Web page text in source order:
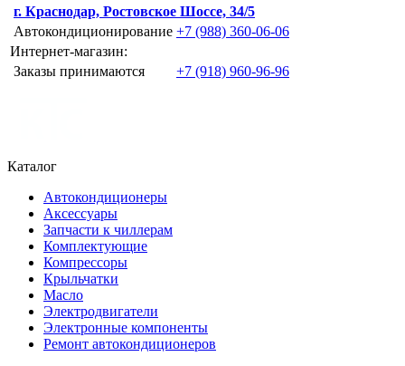
г. Краснодар, Ростовское Шоссе, 34/5
Автокондиционирование +7 (988) 360-06-06
Интернет-магазин:
Заказы принимаются
+7 (918) 960-96-96
Каталог
Автокондиционеры
Аксессуары
Запчасти к чиллерам
Комплектующие
Компрессоры
Крыльчатки
Масло
Электродвигатели
Электронные компоненты
Ремонт автокондиционеров